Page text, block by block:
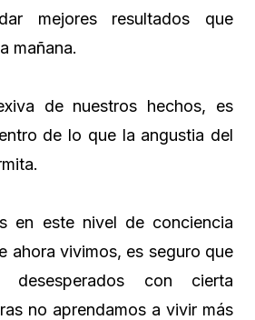
mejores resultados que
mañana.
de nuestros hechos, es
de lo que la angustia del
en este nivel de conciencia
ahora vivimos, es seguro que
desesperados con cierta
no aprendamos a vivir más